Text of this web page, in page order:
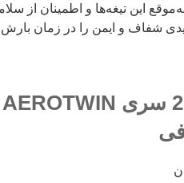
این تیغه‌ها و اطمینان از
شفاف و ایمن را در زمان